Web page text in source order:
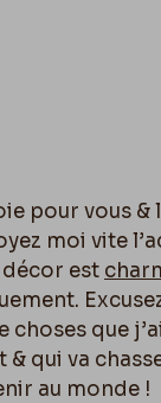
pour vous &
moi vite
décor est
choses que
& qui va
au monde !